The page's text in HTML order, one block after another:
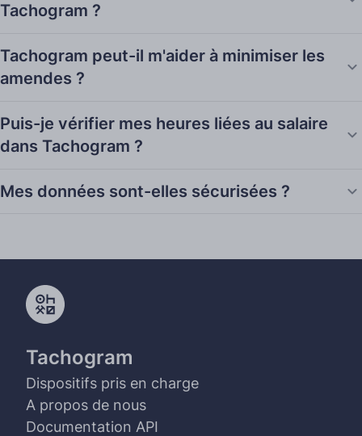
Tachogram ?
Tachogram peut-il m'aider à minimiser les
amendes ?
Puis-je vérifier mes heures liées au salaire
dans Tachogram ?
Mes données sont-elles sécurisées ?
Tachogram
Dispositifs pris en charge
A propos de nous
Documentation API